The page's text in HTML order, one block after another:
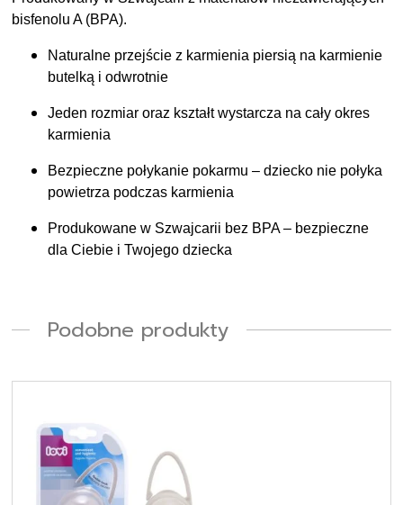
bisfenolu A (BPA).
Naturalne przejście z karmienia piersią na karmienie
butelką i odwrotnie
Jeden rozmiar oraz kształt wystarcza na cały okres
karmienia
Bezpieczne połykanie pokarmu – dziecko nie połyka
powietrza podczas karmienia
Produkowane w Szwajcarii bez BPA – bezpieczne
dla Ciebie i Twojego dziecka
Podobne produkty
wiele
wariantów.